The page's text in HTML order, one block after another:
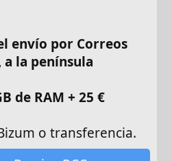
envío por Correos
a la península
de RAM + 25 €
o transferencia.